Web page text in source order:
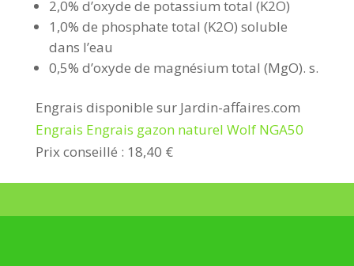
2,0% d’oxyde de potassium total (K2O)
1,0% de phosphate total (K2O) soluble
dans l’eau
0,5% d’oxyde de magnésium total (MgO). s.
Engrais disponible sur Jardin-affaires.com
Engrais Engrais gazon naturel Wolf NGA50
Prix conseillé : 18,40 €